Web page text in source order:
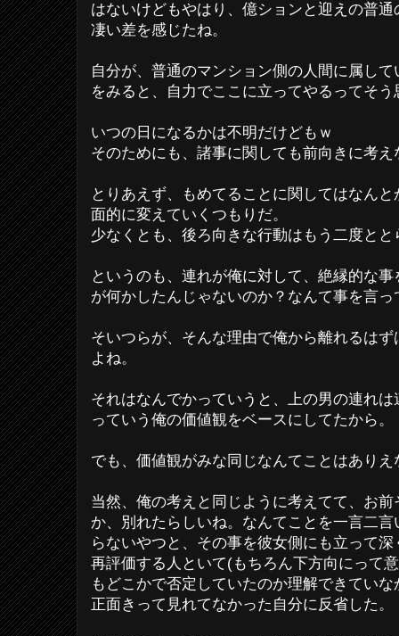
はないけどもやはり、億ションと迎えの普
凄い差を感じたね。
自分が、普通のマンション側の人間に属し
をみると、自力でここに立ってやるってそう
いつの日になるかは不明だけどもｗ
そのためにも、諸事に関しても前向きに考
とりあえず、もめてることに関してはなん
面的に変えていくつもりだ。
少なくとも、後ろ向きな行動はもう二度と
というのも、連れが俺に対して、絶縁的な
が何かしたんじゃないのか？なんて事を言
そいつらが、そんな理由で俺から離れるは
よね。
それはなんでかっていうと、上の男の連れ
っていう俺の価値観をベースにしてたから。
でも、価値観がみな同じなんてことはありえ
当然、俺の考えと同じように考えてて、お
か、別れたらしいね。なんてことを一言二
らないやつと、その事を彼女側にも立って
再評価する人といて(もちろん下方向にって
もどこかで否定していたのか理解できてい
正面きって見れてなかった自分に反省した。